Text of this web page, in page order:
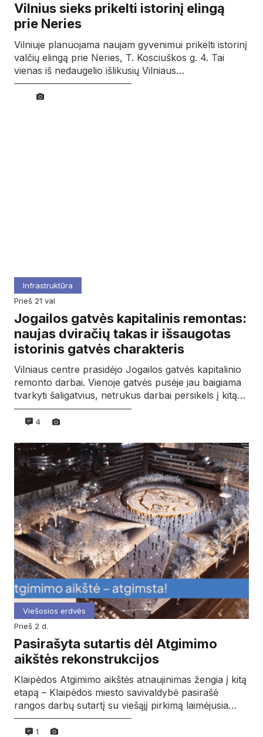
Vilnius sieks prikelti istorinį elingą
prie Neries
Vilniuje planuojama naujam gyvenimui prikelti istorinį
valčių elingą prie Neries, T. Kosciuškos g. 4. Tai
vienas iš nedaugelio išlikusių Vilniaus…
Infrastruktūra
prieš 21 val
Jogailos gatvės kapitalinis remontas:
naujas dviračių takas ir išsaugotas
istorinis gatvės charakteris
Vilniaus centre prasidėjo Jogailos gatvės kapitalinio
remonto darbai. Vienoje gatvės pusėje jau baigiama
tvarkyti šaligatvius, netrukus darbai persikels į kitą…
4
Viešosios erdvės
prieš 2 d.
Pasirašyta sutartis dėl Atgimimo
aikštės rekonstrukcijos
Klaipėdos Atgimimo aikštės atnaujinimas žengia į kitą
etapą – Klaipėdos miesto savivaldybė pasirašė
rangos darbų sutartį su viešąjį pirkimą laimėjusia…
1